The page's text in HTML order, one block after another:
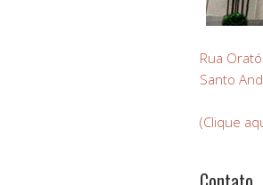
Rua
Santo
(Clique